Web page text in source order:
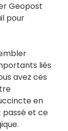
Geopost
pour
liés
avez ces
en
passé et ce